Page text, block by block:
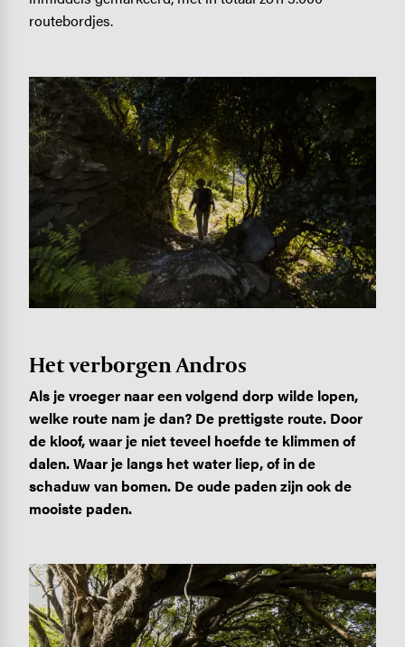
routebordjes.
Image
Het verborgen Andros
Als je vroeger naar een volgend dorp wilde lopen,
welke route nam je dan? De prettigste route. Door
de kloof, waar je niet teveel hoefde te klimmen of
dalen. Waar je langs het water liep, of in de
schaduw van bomen. De oude paden zijn ook de
mooiste paden.
Image